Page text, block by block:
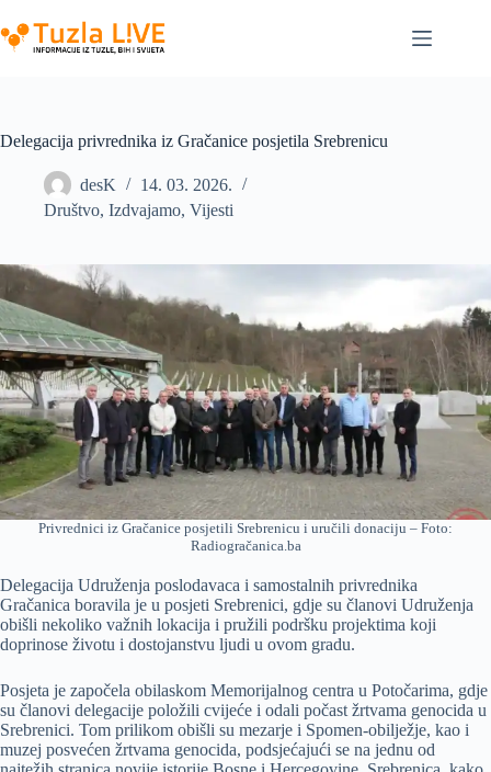
to
content
Delegacija privrednika iz Gračanice posjetila Srebrenicu
desK
14. 03. 2026.
Društvo, Izdvajamo, Vijesti
Privrednici iz Gračanice posjetili Srebrenicu i uručili donaciju – Foto:
Radiogračanica.ba
Delegacija Udruženja poslodavaca i samostalnih privrednika
Gračanica boravila je u posjeti Srebrenici, gdje su članovi Udruženja
obišli nekoliko važnih lokacija i pružili podršku projektima koji
doprinose životu i dostojanstvu ljudi u ovom gradu.
Posjeta je započela obilaskom Memorijalnog centra u Potočarima, gdje
su članovi delegacije položili cvijeće i odali počast žrtvama genocida u
Srebrenici. Tom prilikom obišli su mezarje i Spomen-obilježje, kao i
muzej posvećen žrtvama genocida, podsjećajući se na jednu od